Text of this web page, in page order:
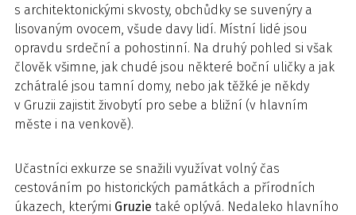
s architektonickými skvosty, obchůdky se suvenýry a
lisovaným ovocem, všude davy lidí. Místní lidé jsou
opravdu srdeční a pohostinní. Na druhý pohled si však
člověk všimne, jak chudé jsou některé boční uličky a jak
zchátralé jsou tamní domy, nebo jak těžké je někdy
v Gruzii zajistit živobytí pro sebe a bližní (v hlavním
měste i na venkově).
Učastníci exkurze se snažili využívat volný čas
cestováním po historických památkách a přírodních
úkazech, kterými Gruzie také oplývá. Nedaleko hlavního